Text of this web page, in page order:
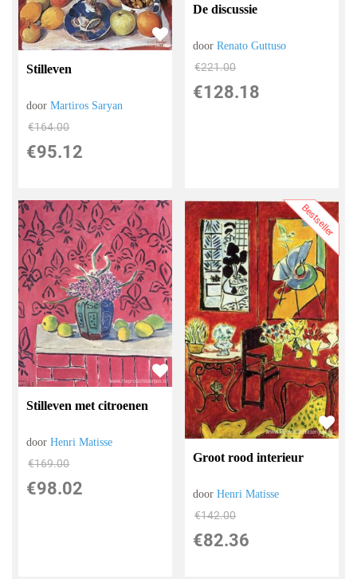
Stilleven
doorMartiros Saryan
€164.00
€95.12
De discussie
doorRenato Guttuso
€221.00
€128.18
Stilleven met citroenen
doorHenri Matisse
€169.00
€98.02
Bestseller
Groot rood interieur
doorHenri Matisse
€142.00
€82.36